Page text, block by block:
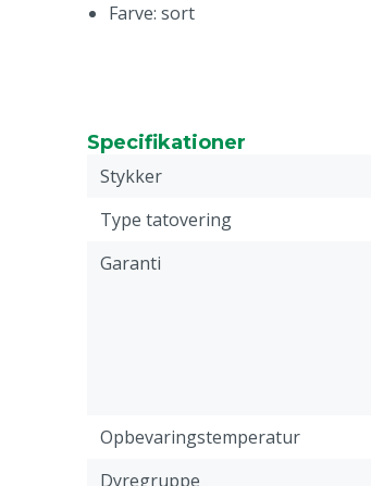
Farve: sort
Specifikationer
Stykker
Type tatovering
Garanti
Opbevaringstemperatur
Dyregruppe